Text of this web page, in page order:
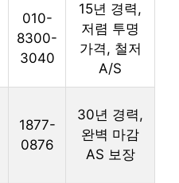
010-
8300-
3040
15년 경력,
저렴 투명
가격, 철저
A/S
1877-
0876
30년 경력,
완벽 마감
AS 보장